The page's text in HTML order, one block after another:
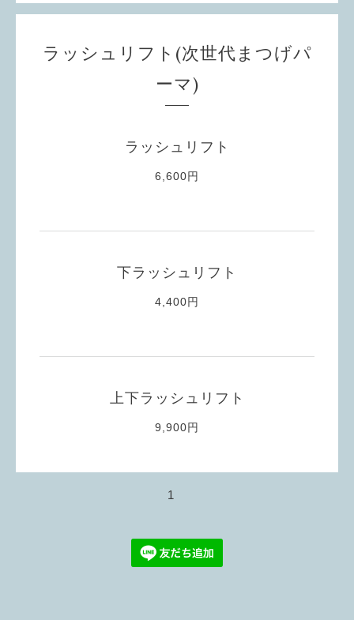
ラッシュリフト(次世代まつげパ
ーマ)
ラッシュリフト
6,600円
下ラッシュリフト
4,400円
上下ラッシュリフト
9,900円
1